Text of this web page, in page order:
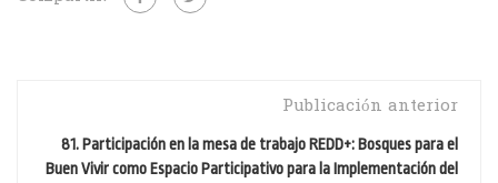
Publicación anterior
81. Participación en la mesa de trabajo REDD+: Bosques para el
Buen Vivir como Espacio Participativo para la Implementación del